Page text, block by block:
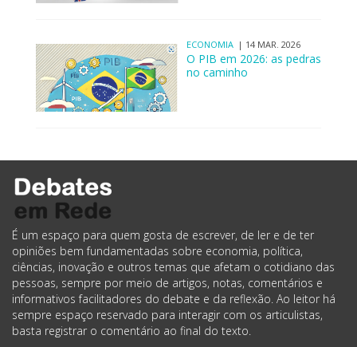
ECONOMIA | 14 MAR. 2026
O PIB em 2026: as pedras
no caminho
É um espaço para quem gosta de escrever, de ler e de ter
opiniões bem fundamentadas sobre economia, política,
ciências, inovação e outros temas que afetam o cotidiano das
pessoas, sempre por meio de artigos, notas, comentários e
informativos facilitadores do debate e da reflexão. Ao leitor há
sempre espaço reservado para interagir com os articulistas,
basta registrar o comentário ao final do texto.